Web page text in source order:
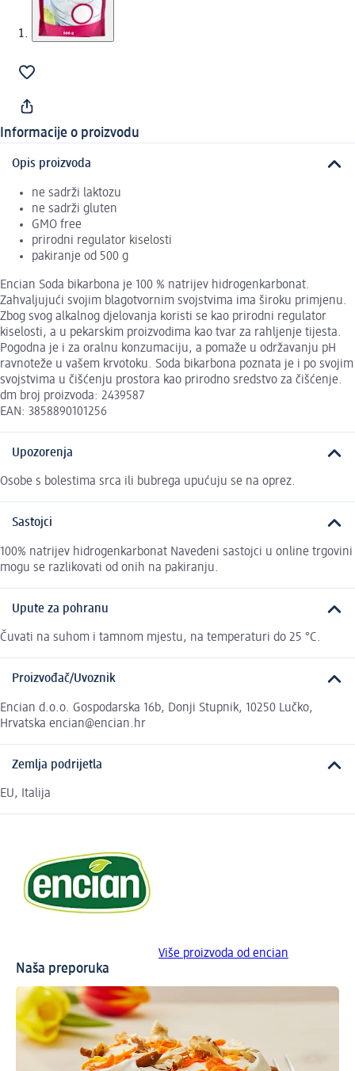
Informacije o proizvodu
Opis proizvoda
ne sadrži laktozu
ne sadrži gluten
GMO free
prirodni regulator kiselosti
pakiranje od 500 g
Encian Soda bikarbona je 100 % natrijev hidrogenkarbonat.
Zahvaljujući svojim blagotvornim svojstvima ima široku primjenu.
Zbog svog alkalnog djelovanja koristi se kao prirodni regulator
kiselosti, a u pekarskim proizvodima kao tvar za rahljenje tijesta.
Pogodna je i za oralnu konzumaciju, a pomaže u održavanju pH
ravnoteže u vašem krvotoku. Soda bikarbona poznata je i po svojim
svojstvima u čišćenju prostora kao prirodno sredstvo za čišćenje.
dm broj proizvoda: 2439587
EAN: 3858890101256
Upozorenja
Osobe s bolestima srca ili bubrega upućuju se na oprez.
Sastojci
100% natrijev hidrogenkarbonat Navedeni sastojci u online trgovini
mogu se razlikovati od onih na pakiranju.
Upute za pohranu
Čuvati na suhom i tamnom mjestu, na temperaturi do 25 °C.
Proizvođač/Uvoznik
Encian d.o.o. Gospodarska 16b, Donji Stupnik, 10250 Lučko,
Hrvatska encian@encian.hr
Zemlja podrijetla
EU, Italija
Više proizvoda od encian
Naša preporuka